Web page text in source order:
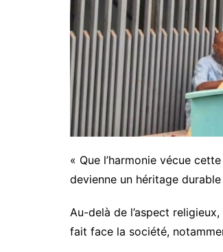
« Que l’harmonie vécue
devienne un héritage
Au-delà de l’aspect
fait face la société,